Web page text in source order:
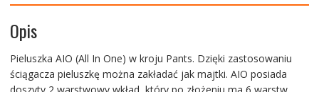
Opis
Pieluszka AIO (All In One) w kroju Pants. Dzięki zastosowaniu
ściągacza pieluszkę można zakładać jak majtki. AIO posiada